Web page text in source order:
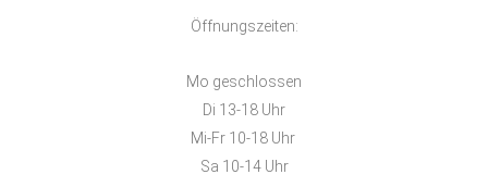
Öffnungszeiten:
Mo geschlossen
Di 13-18 Uhr
Mi-Fr 10-18 Uhr
Sa 10-14 Uhr